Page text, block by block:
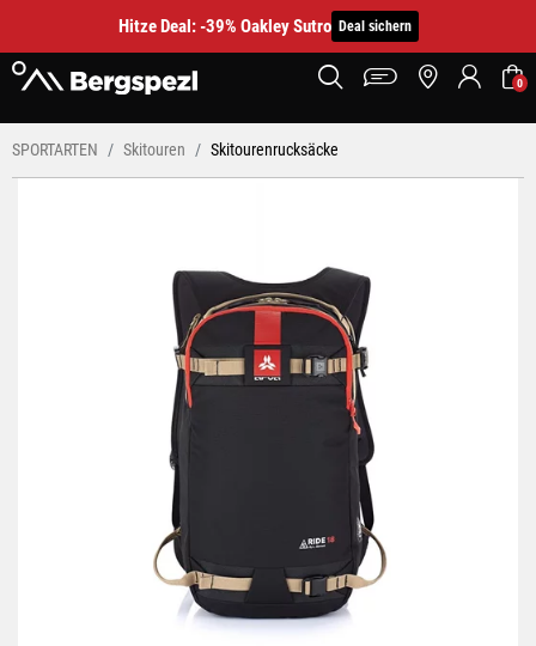
Hitze Deal: -39% Oakley Sutro Deal sichern
0
SPORTARTEN Skitouren Skitourenrucksäcke